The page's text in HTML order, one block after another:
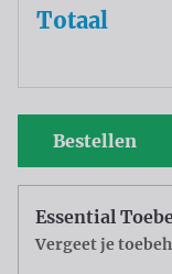
Totaal
Bestellen
Essential
Vergeet je